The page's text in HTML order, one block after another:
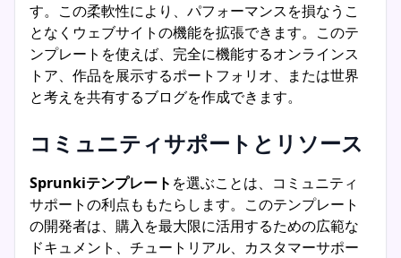
す。この柔軟性により、パフォーマンスを損なうこ
となくウェブサイトの機能を拡張できます。このテ
ンプレートを使えば、完全に機能するオンラインス
トア、作品を展示するポートフォリオ、または世界
と考えを共有するブログを作成できます。
コミュニティサポートとリソース
Sprunkiテンプレート を選ぶことは、コミュニティ
サポートの利点ももたらします。このテンプレート
の開発者は、購入を最大限に活用するための広範な
ドキュメント、チュートリアル、カスタマーサポー